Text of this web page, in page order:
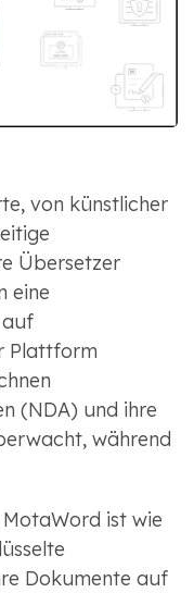
von künstlicher
Übersetzer
eine
auf
Plattform
(NDA) und ihre
während
ist wie
Dokumente auf